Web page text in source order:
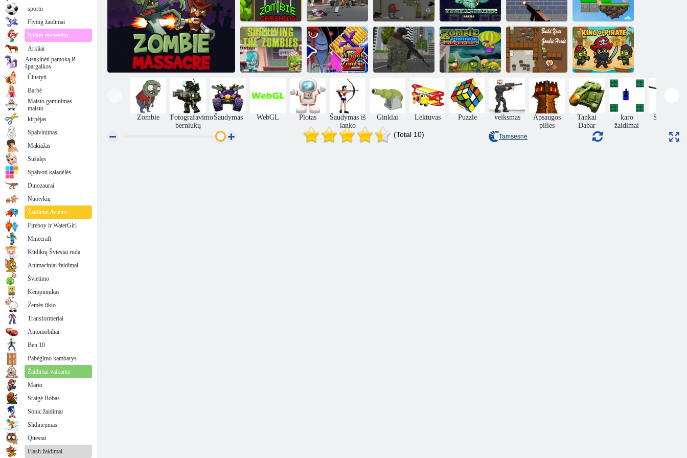
Zombie
katastrofoms
Zombie Siege
protrūkis
„Eggbot vs
Zombies“
„Zombie
Hunters“ arena
„Zombie Target“
šaudymas
Aklas zombis
Kulti zombis
Miesto
medžiotojas
„Snaiperis“
Zombių parado
gynyba
Sukurkite savo
zombių ordą
Piratų karalius
Zombie
Fotografavimo
berniukų
Šaudymas WebGL Plotas
Šaudymas iš
lanko
Ginklai Lėktuvas Puzzle veiksmas
Apsaugos
pilies
Tankai
Dabar
karo
žaidimai
Snaiperis
(Total 10) Tamsesnė
sporto
Flying žaidimai
Spēles meitenēm
Arkliai
Atsakinėti pamoką iš
špargalkos
Čiustyti
Barbė
Maisto gaminimas
maisto
kirpėjas
Spalvinimas
Makiažas
Sušalęs
Spalvoti kaladėlės
Dinozaurai
Nuotykių
Žaidimai dviems
Fireboy ir WaterGirl
Minecraft
Kūdikių Šviesiai ruda
Animaciniai žaidimai
Švietimo
Kempiniukas
Žemės ūkio
Transformeriai
Automobiliai
Ben 10
Pabėgimo kambarys
Žaidimai vaikams
Mario
Sraigė Bobas
Sonic žaidimai
Slidinėjimas
Questai
Flash žaidimai